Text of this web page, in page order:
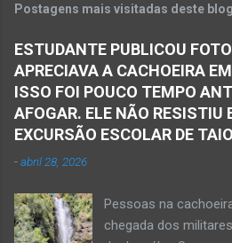
Postagens mais visitadas deste blog
ESTUDANTE PUBLICOU
APRECIAVA A CACHOEIRA
ISSO FOI POUCO TEMPO
AFOGAR. ELE NÃO RESISTIU
EXCURSÃO ESCOLAR DE
-abril 28, 2026
Pessoas na
chegada dos